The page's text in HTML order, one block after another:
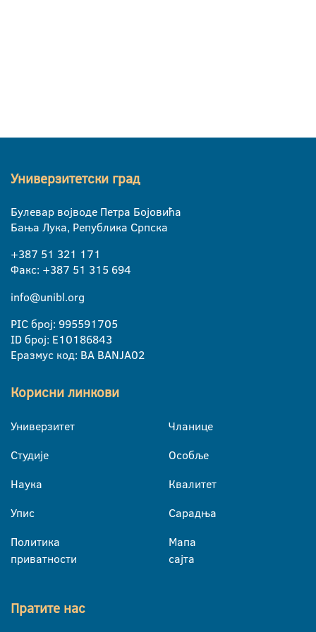
Универзитетски град
Булевар војводе Петра Бојовића
Бања Лука, Република Српска
+387 51 321 171
Факс: +387 51 315 694
info@unibl.org
PIC број: 995591705
ID број: E10186843
Еразмус код: BA BANJA02
Корисни линкови
Универзитет
Студије
Наука
Упис
Политика
приватности
Чланице
Особље
Квалитет
Сарадња
Мапа
сајта
Пратите нас